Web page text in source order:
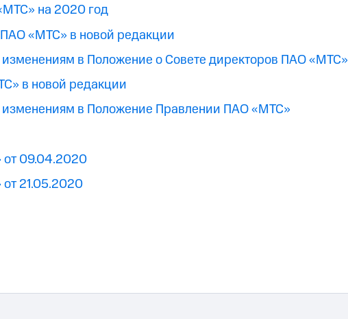
на 2020 год
«МТС» в новой редакции
в Положение о Совете директоров ПАО «МТС»
в новой редакции
изменениям в Положение Правлении ПАО «МТС»
09.04.2020
21.05.2020